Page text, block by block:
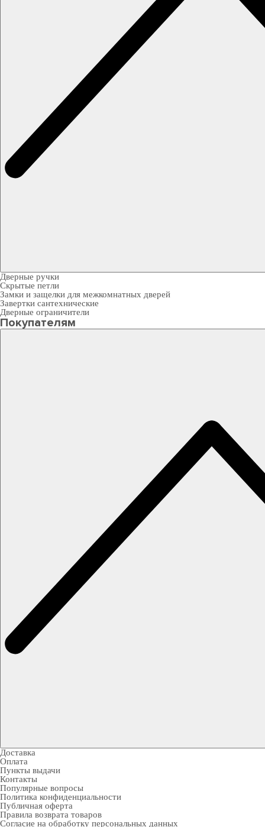
Дверные ручки
Скрытые петли
Замки и защелки для межкомнатных дверей
Завертки сантехнические
Дверные ограничители
Покупателям
Доставка
Оплата
Пункты выдачи
Контакты
Популярные вопросы
Политика конфиденциальности
Публичная оферта
Правила возврата товаров
Согласие на обработку персональных данных